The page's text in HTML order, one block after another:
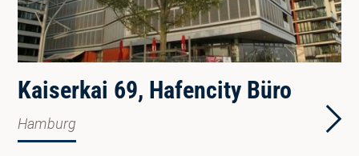
Kaiserkai 69, Hafencity Büro
Hamburg